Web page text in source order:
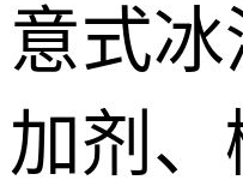
意式
加剂、